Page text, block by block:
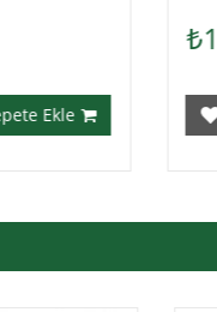
Sepete Ekle